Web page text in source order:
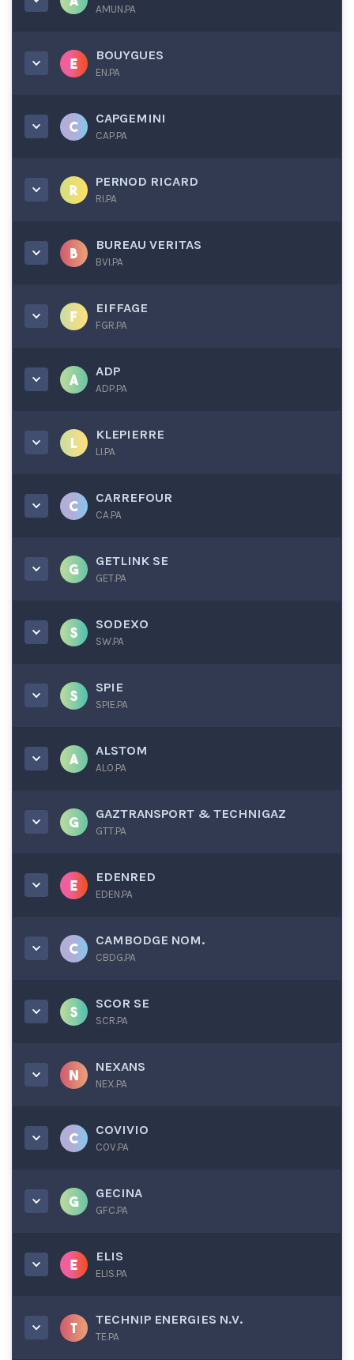
AMUN.PA
BOUYGUES
EN.PA
CAPGEMINI
CAP.PA
PERNOD RICARD
RI.PA
BUREAU VERITAS
BVI.PA
EIFFAGE
FGR.PA
ADP
ADP.PA
KLEPIERRE
LI.PA
CARREFOUR
CA.PA
GETLINK SE
GET.PA
SODEXO
SW.PA
SPIE
SPIE.PA
ALSTOM
ALO.PA
GAZTRANSPORT & TECHNIGAZ
GTT.PA
EDENRED
EDEN.PA
CAMBODGE NOM.
CBDG.PA
SCOR SE
SCR.PA
NEXANS
NEX.PA
COVIVIO
COV.PA
GECINA
GFC.PA
ELIS
ELIS.PA
TECHNIP ENERGIES N.V.
TE.PA